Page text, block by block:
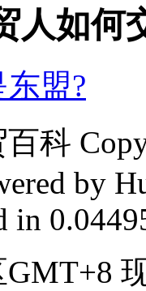
人如何
盟?
科
by
in